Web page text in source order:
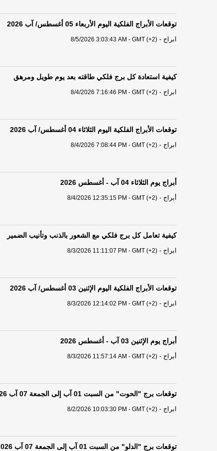
توقعات الأبراج الفلكية اليوم الأربعاء 05 أغسطس/ آب 2026
ابراج -
8/5/2026 3:03:43 AM - GMT (+2)
كيفية استعادة كل برج فلكي طاقته بعد يوم طويل ومرهق
ابراج -
8/4/2026 7:16:46 PM - GMT (+2)
توقعات الأبراج الفلكية اليوم الثلاثاء 04 أغسطس/ آب 2026
ابراج -
8/4/2026 7:08:44 PM - GMT (+2)
أبراج يوم الثلاثاء 04 آب - أغسطس 2026
أبراج -
8/4/2026 12:35:15 PM - GMT (+2)
كيفية تعامل كل برج فلكي مع الشعور بالذنب وتأنيب الضمير
ابراج -
8/3/2026 11:11:07 PM - GMT (+2)
توقعات الأبراج الفلكية اليوم الإثنين 03 أغسطس/ آب 2026
ابراج -
8/3/2026 12:14:02 PM - GMT (+2)
أبراج يوم الإثنين 03 آب - أغسطس 2026
أبراج -
8/3/2026 11:57:14 AM - GMT (+2)
توقعات برج "الحوت" من السبت 01 آب إلى الجمعة 07 آب 2026
ابراج -
8/2/2026 10:03:30 PM - GMT (+2)
توقعات برج "الدلو" من السبت 01 آب إلى الجمعة 07 آب 2026